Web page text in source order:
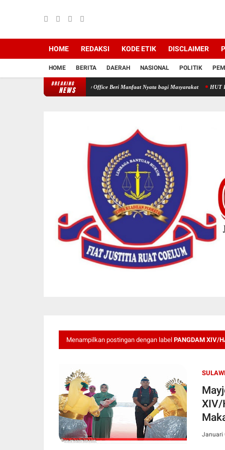
HOME REDAKSI KODE ETIK DISCLAIMER
HOME BERITA DAERAH NASIONAL POLITIK
BREAKING
NEWS
Medika Dan HNP Law Office Beri Manfaat Nyata bagi Masyarakat HUT HNP Law
Menampilkan postingan dengan label PANGDAM XIV/
XIV/
Januari